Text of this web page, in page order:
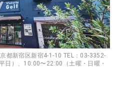
都新宿区新宿4-1-10 TEL：03-3352-
日）、10:00〜22:00（土曜・日曜・